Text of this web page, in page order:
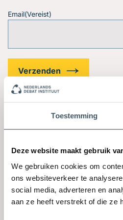
Toestemming
Deze website maakt gebruik
We gebruiken cookies om
ons websiteverkeer te
social media, adverteren en
aan ze heeft verstrekt of die ze
Email(Vereist)
Cookies
© 2026 Nederlands Debat